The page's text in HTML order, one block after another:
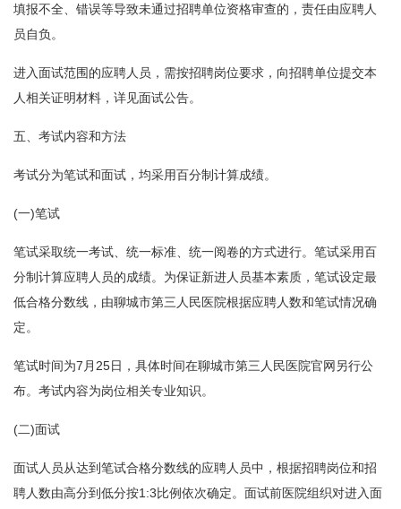
填报不全、错误等导致未通过招聘单位资格审查的，责任由应聘人
员自负。
进入面试范围的应聘人员，需按招聘岗位要求，向招聘单位提交本
人相关证明材料，详见面试公告。
五、考试内容和方法
考试分为笔试和面试，均采用百分制计算成绩。
(一)笔试
笔试采取统一考试、统一标准、统一阅卷的方式进行。笔试采用百
分制计算应聘人员的成绩。为保证新进人员基本素质，笔试设定最
低合格分数线，由聊城市第三人民医院根据应聘人数和笔试情况确
定。
笔试时间为7月25日，具体时间在聊城市第三人民医院官网另行公
布。考试内容为岗位相关专业知识。
(二)面试
面试人员从达到笔试合格分数线的应聘人员中，根据招聘岗位和招
聘人数由高分到低分按1:3比例依次确定。面试前医院组织对进入面